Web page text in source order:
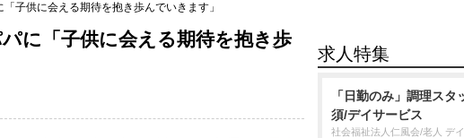
子供に会える期待を抱き歩んでいきます」
に「子供に会える期待を抱き歩
求人特集
「日勤のみ」調理ス
須/デイサービス
社会福祉法人仁風会/老人 デ